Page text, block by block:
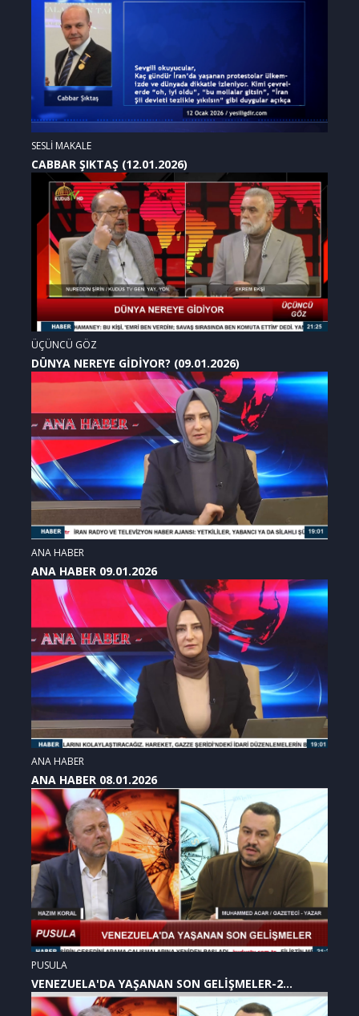
SESLİ MAKALE
CABBAR ŞIKTAŞ (12.01.2026)
ÜÇÜNCÜ GÖZ
DÜNYA NEREYE GİDİYOR? (09.01.2026)
ANA HABER
ANA HABER 09.01.2026
ANA HABER
ANA HABER 08.01.2026
PUSULA
VENEZUELA'DA YAŞANAN SON GELİŞMELER-2
(07.01.2026)